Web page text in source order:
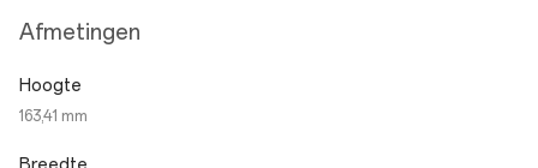
Afmetingen
Hoogte
163,41 mm